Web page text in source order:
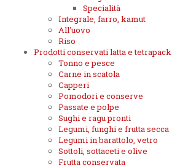
Specialità
Integrale, farro, kamut
All'uovo
Riso
Prodotti conservati latta e tetrapack
Tonno e pesce
Carne in scatola
Capperi
Pomodori e conserve
Passate e polpe
Sughi e ragu pronti
Legumi, funghi e frutta secca
Legumi in barattolo, vetro
Sottoli, sottaceti e olive
Frutta conservata